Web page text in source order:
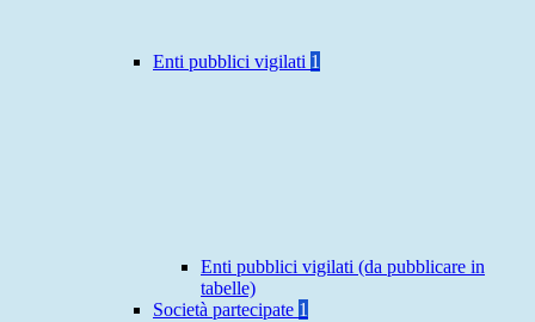
Enti pubblici vigilati 1
Enti pubblici vigilati (da pubblicare in
tabelle)
Società partecipate 1